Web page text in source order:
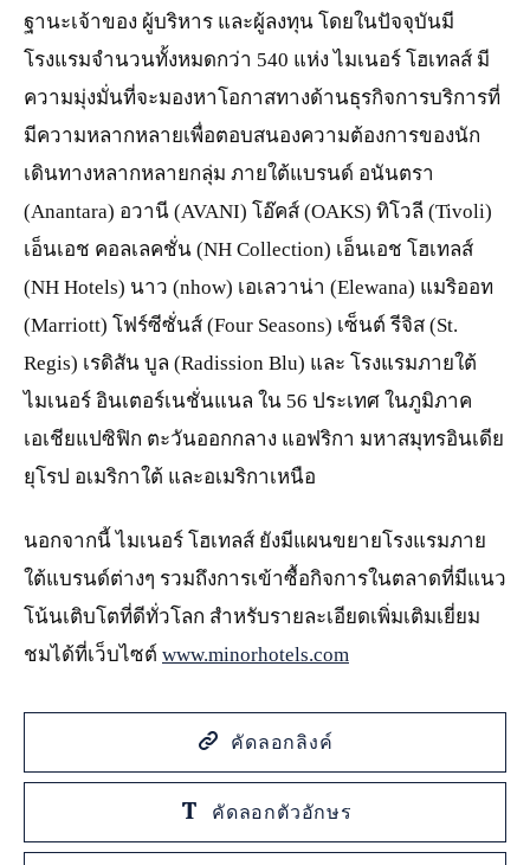
ฐานะเจ้าของ ผู้บริหาร และผู้ลงทุน โดยในปัจจุบันมี
โรงแรมจำนวนทั้งหมดกว่า 540 แห่ง ไมเนอร์ โฮเทลส์ มี
ความมุ่งมั่นที่จะมองหาโอกาสทางด้านธุรกิจการบริการที่
มีความหลากหลายเพื่อตอบสนองความต้องการของนัก
เดินทางหลากหลายกลุ่ม ภายใต้แบรนด์ อนันตรา
(Anantara) อวานี (AVANI) โอ๊คส์ (OAKS) ทิโวลี (Tivoli)
เอ็นเอช คอลเลคชั่น (NH Collection) เอ็นเอช โฮเทลส์
(NH Hotels) นาว (nhow) เอเลวาน่า (Elewana) แมริออท
(Marriott) โฟร์ซีซั่นส์ (Four Seasons) เซ็นต์ รีจิส (St.
Regis) เรดิสัน บูล (Radission Blu) และ โรงแรมภายใต้
ไมเนอร์ อินเตอร์เนชั่นแนล ใน 56 ประเทศ ในภูมิภาค
เอเชียแปซิฟิก ตะวันออกกลาง แอฟริกา มหาสมุทรอินเดีย
ยุโรป อเมริกาใต้ และอเมริกาเหนือ
นอกจากนี้ ไมเนอร์ โฮเทลส์ ยังมีแผนขยายโรงแรมภาย
ใต้แบรนด์ต่างๆ รวมถึงการเข้าซื้อกิจการในตลาดที่มีแนว
โน้นเติบโตที่ดีทั่วโลก สำหรับรายละเอียดเพิ่มเติมเยี่ยม
ชมได้ที่เว็บไซต์ www.minorhotels.com
คัดลอกลิงค์
คัดลอกตัวอักษร